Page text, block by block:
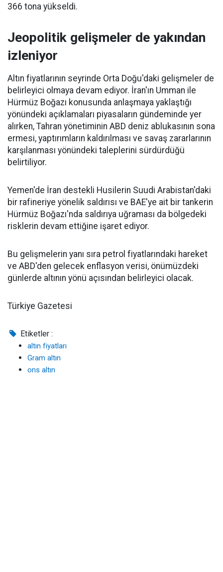
366 tona yükseldi.
Jeopolitik gelişmeler de yakından
izleniyor
Altın fiyatlarının seyrinde Orta Doğu'daki gelişmeler de
belirleyici olmaya devam ediyor. İran'ın Umman ile
Hürmüz Boğazı konusunda anlaşmaya yaklaştığı
yönündeki açıklamaları piyasaların gündeminde yer
alırken, Tahran yönetiminin ABD deniz ablukasının sona
ermesi, yaptırımların kaldırılması ve savaş zararlarının
karşılanması yönündeki taleplerini sürdürdüğü
belirtiliyor.
Yemen'de İran destekli Husilerin Suudi Arabistan'daki
bir rafineriye yönelik saldırısı ve BAE'ye ait bir tankerin
Hürmüz Boğazı'nda saldırıya uğraması da bölgedeki
risklerin devam ettiğine işaret ediyor.
Bu gelişmelerin yanı sıra petrol fiyatlarındaki hareket
ve ABD'den gelecek enflasyon verisi, önümüzdeki
günlerde altının yönü açısından belirleyici olacak.
Türkiye Gazetesi
Etiketler :
altın fiyatları
Gram altın
ons altın